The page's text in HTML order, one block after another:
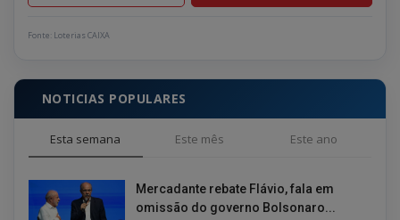
Fonte: Loterias CAIXA
NOTICIAS POPULARES
Esta semana Este mês Este ano
Mercadante rebate Flávio, fala em
omissão do governo Bolsonaro...